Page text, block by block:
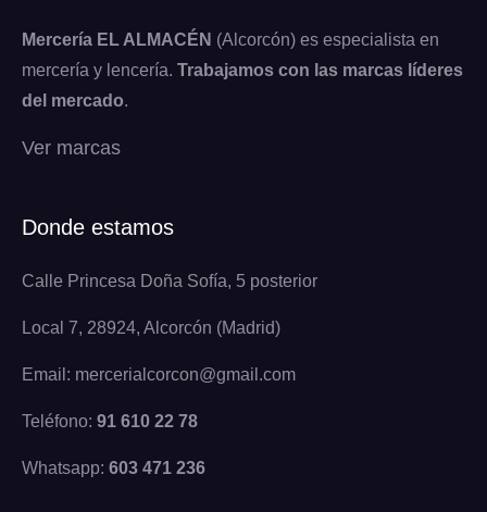
Mercería EL ALMACÉN (Alcorcón) es especialista en
mercería y lencería. Trabajamos con las marcas líderes
del mercado.
Ver marcas
Donde estamos
Calle Princesa Doña Sofía, 5 posterior
Local 7, 28924, Alcorcón (Madrid)
Email: mercerialcorcon@gmail.com
Teléfono: 91 610 22 78
Whatsapp: 603 471 236